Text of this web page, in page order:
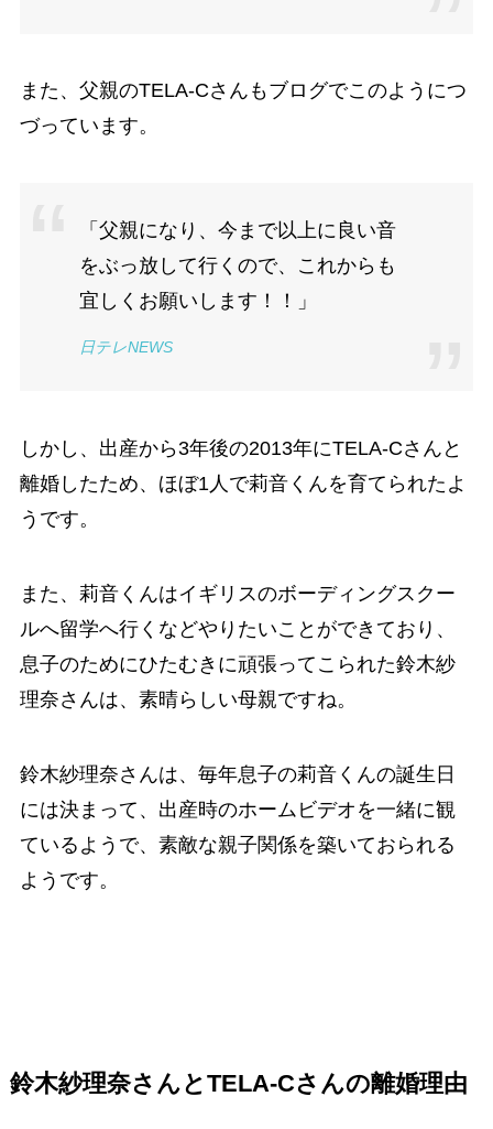
また、父親のTELA-Cさんもブログでこのようにつ
づっています。
「父親になり、今まで以上に良い音
をぶっ放して行くので、これからも
宜しくお願いします！！」
日テレNEWS
しかし、出産から3年後の2013年にTELA-Cさんと
離婚したため、ほぼ1人で莉音くんを育てられたよ
うです。
また、莉音くんはイギリスのボーディングスクー
ルへ留学へ行くなどやりたいことができており、
息子のためにひたむきに頑張ってこられた鈴木紗
理奈さんは、素晴らしい母親ですね。
鈴木紗理奈さんは、毎年息子の莉音くんの誕生日
には決まって、出産時のホームビデオを一緒に観
ているようで、素敵な親子関係を築いておられる
ようです。
鈴木紗理奈さんとTELA-Cさんの離婚理由